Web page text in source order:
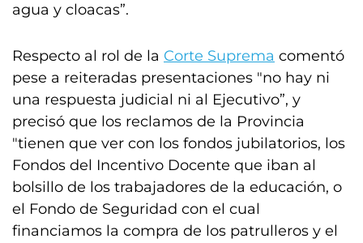
agua y cloacas”.
Respecto al rol de la Corte Suprema comentó
pese a reiteradas presentaciones "no hay ni
una respuesta judicial ni al Ejecutivo”, y
precisó que los reclamos de la Provincia
"tienen que ver con los fondos jubilatorios, los
Fondos del Incentivo Docente que iban al
bolsillo de los trabajadores de la educación, o
el Fondo de Seguridad con el cual
financiamos la compra de los patrulleros y el